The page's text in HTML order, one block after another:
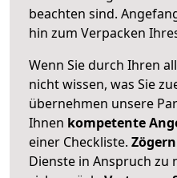
beachten sind.
hin zum Verpacken
Wenn Sie durch Ihren
nicht wissen, was Sie
übernehmen unsere
Ihnen kompetente
einer Checkliste.
Dienste in Anspruch zu